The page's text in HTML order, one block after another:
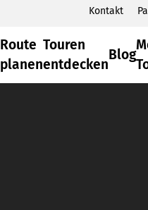
Kontakt
Route
planen
Touren
entdecken
Blog